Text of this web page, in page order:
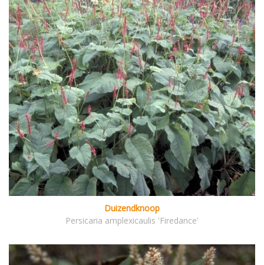
Duizendknoop
Persicaria amplexicaulis 'Firedance'